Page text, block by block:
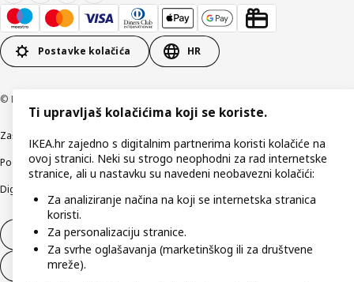
Postavke kolačića HR
© Inter IKEA Systems B.V 1999-2026
Zaštita privatnosti
Podaci o tvrtki IKEA HrvatskaEtično otkrivanje sigurnosnih nedostataka
Digitalna pristupačnost
Jednostrani raskid ugovora
Jednostrani raskid ugovora za usluge
Ti upravljaš kolačićima koji se koriste.
IKEA.hr zajedno s digitalnim partnerima koristi kolačiće na
ovoj stranici. Neki su strogo neophodni za rad internetske
stranice, ali u nastavku su navedeni neobavezni kolačići:
Za analiziranje načina na koji se internetska stranica
koristi.
Za personalizaciju stranice.
Za svrhe oglašavanja (marketinškog ili za društvene
mreže).